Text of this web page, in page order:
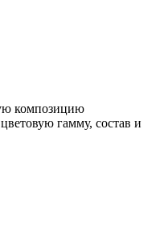
композицию
гамму, состав и